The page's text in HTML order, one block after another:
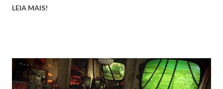
LEIA MAIS!